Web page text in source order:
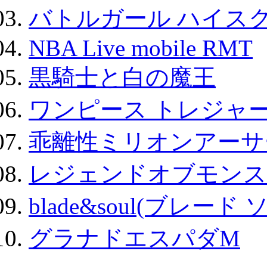
バトルガール ハイス
NBA Live mobile RMT
黒騎士と白の魔王
ワンピース トレジャ
乖離性ミリオンアー
レジェンドオブモン
blade&soul(ブレード
グラナドエスパダM